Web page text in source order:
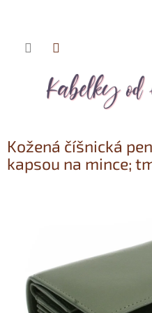
Přejít
Kožená číšnická
kapsou na mince;